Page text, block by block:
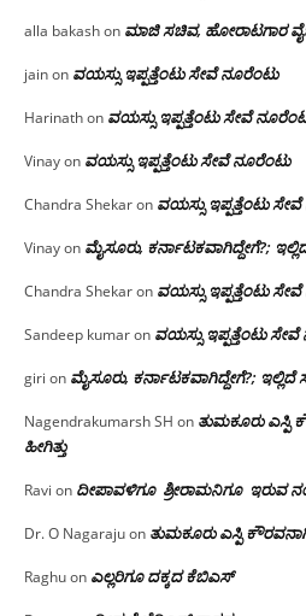
alla bakashon ಮಾಜಿ ಸಚಿವ, ಹೋರಾಟಗಾರ
jainon ವಯಸ್ಸು ಇಪ್ಪತ್ತೆಂಟು ಸೇವೆ ನೂರೆಂಟು
Harinathon ವಯಸ್ಸು ಇಪ್ಪತ್ತೆಂಟು ಸೇವೆ
Vinayon ವಯಸ್ಸು ಇಪ್ಪತ್ತೆಂಟು ಸೇವೆ ನೂರೆಂಟು
Chandra Shekaron ವಯಸ್ಸು ಇಪ್ಪತ್ತೆಂಟು
Vinayon ಮೈಸೂರು, ಕರ್ನಾಟಕವಾಗಿದ್ದೇಗೆ?;
Chandra Shekaron ವಯಸ್ಸು ಇಪ್ಪತ್ತೆಂಟು
Sandeep kumaron ವಯಸ್ಸು ಇಪ್ಪತ್ತೆಂಟು
giri on ಮೈಸೂರು, ಕರ್ನಾಟಕವಾಗಿದ್ದೇಗೆ?; ಇಲ್ಲಿದೆ
Nagendrakumarsh SH on ತುಮಕೂರು ಎಸ್ಪಿ
ಹೀಗಿತ್ತು
Ravi on ದೀಪಾವಳಿಗೂ ಶ್ರೀರಾಮನಿಗೂ ಇರುವ
Dr. O Nagarajuon ತುಮಕೂರು ಎಸ್ಪಿ
Raghuon ಎಲ್ಲರಿಗೂ ದಕ್ಕದ ಕೆಬಿಎಸ್